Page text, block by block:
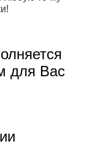
для Вас